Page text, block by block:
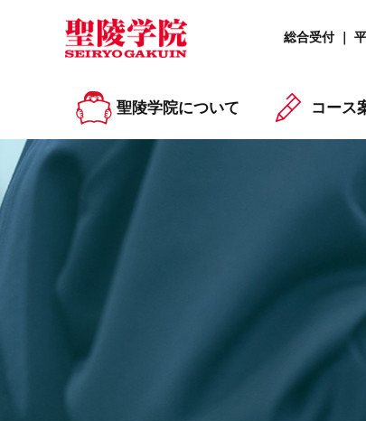
総合受付 ｜
聖陵学院について コース